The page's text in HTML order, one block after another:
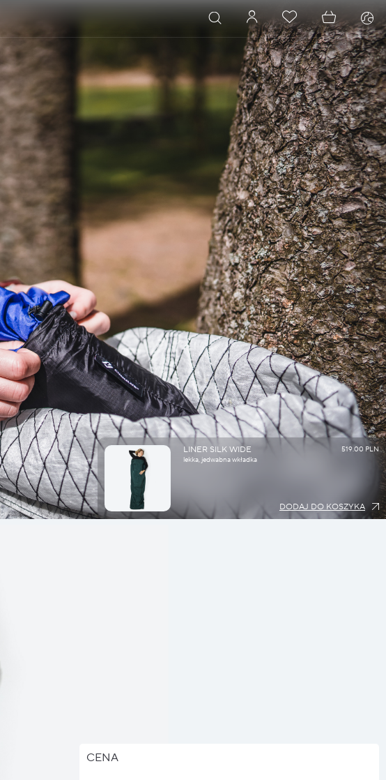
LINER SILK WIDE
lekka, jedwabna wkładka
519.00 PLN
DODAJ DO KOSZYKA
CENA